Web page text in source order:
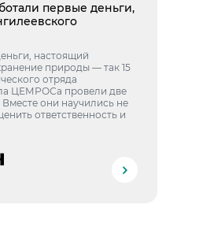
первые деньги,
настоящий
природы — так 15
отряда
ЦЕМРОСа провели две
они научились не
ответственность и